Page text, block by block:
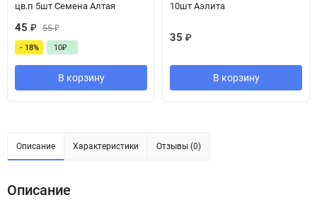
цв.п 5шт Семена Алтая
45 ₽ 55₽
- 18% 10₽
В корзину
10шт Аэлита
35 ₽
В корзину
Описание Характеристики Отзывы (0)
Описание